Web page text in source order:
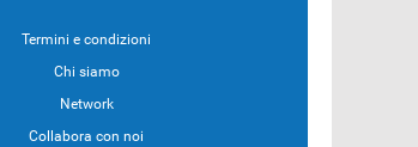
Termini e condizioni
Chi siamo
Network
Collabora con noi